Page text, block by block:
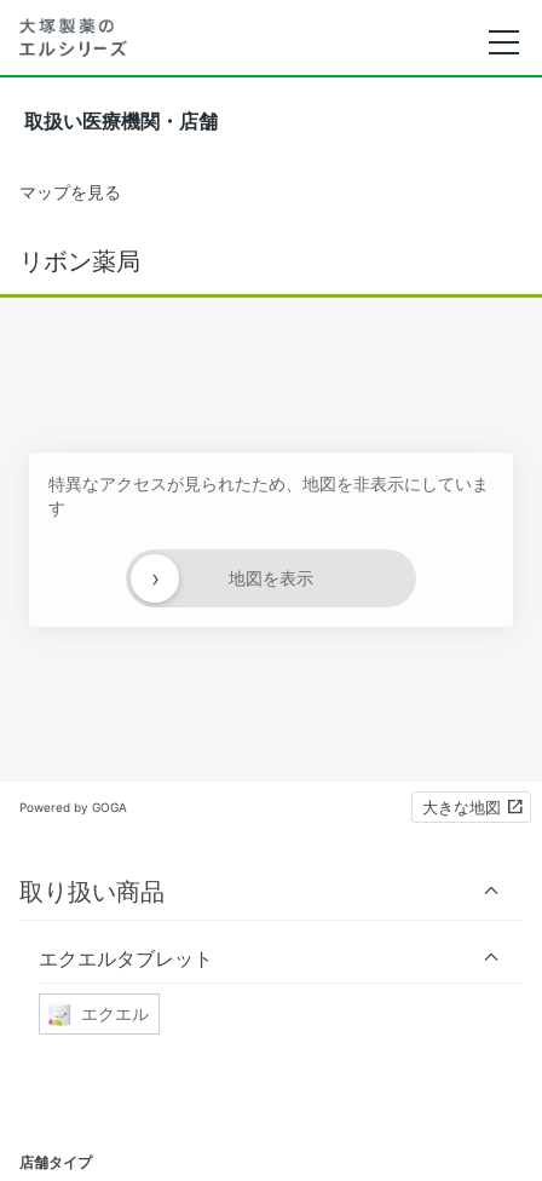
取扱い医療機関・店舗
マップを見る
リボン薬局
特異なアクセスが見られたため、地図を非表示にしていま
す
地図を表示
›
Powered by GOGA 大きな地図
取り扱い商品
エクエルタブレット
エクエル
店舗タイプ